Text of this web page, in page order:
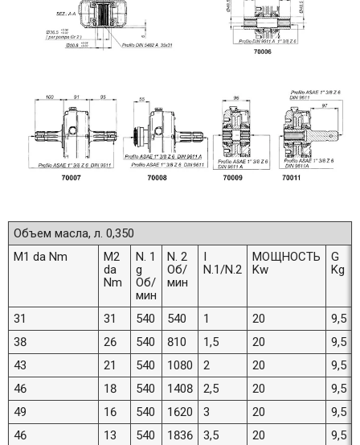
Объем масла, л. 0,350
M1 da Nm
M2
da
Nm
N. 1
g
Об/
мин
N. 2
Об/
мин
I
N.1/N.2
МОЩНОСТЬ
Kw
G
Kg
31 31 540 540 1 20
9,5
38
26 540 810 1,5 20
9,5
43
21 540 1080 2 20
9,5
46
18 540 1408 2,5 20
9,5
49
16 540 1620 3 20
9,5
46
13 540 1836 3,5 20 9,5